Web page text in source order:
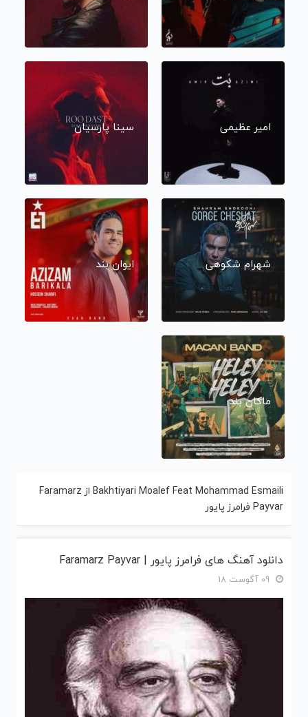
امیر عظیمی سینا پارسیان
شهرام شکوهی ایوان بند
ماکان بند
Bakhtiyari Moalef Feat Mohammad Esmaili از Faramarz
Payvar فرامرز پایور
دانلود آهنگ های فرامرز پایور | Faramarz Payvar